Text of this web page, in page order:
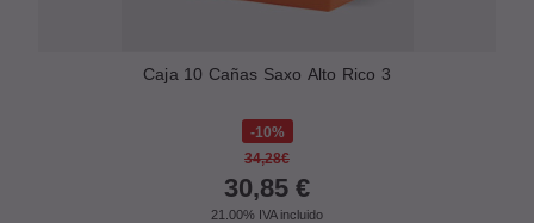
Caja 10 Cañas Saxo Alto Rico 3
10%
34,28€
30,85 €
21.00% IVA incluido